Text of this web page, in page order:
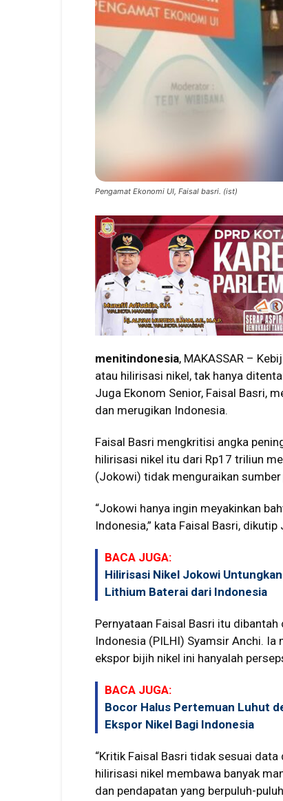
Pengamat Ekonomi UI, Faisal basri. (ist)
menitindonesia, MAKASSAR –
atau hilirisasi nikel, tak hanya
Juga Ekonom Senior, Faisal Basri,
dan merugikan Indonesia.
Faisal Basri mengkritisi angka
hilirisasi nikel itu dari Rp17 triliun
(Jokowi) tidak menguraikan sumber
“Jokowi hanya ingin meyakinkan
Indonesia,” kata Faisal Basri,
BACA JUGA:
Hilirisasi Nikel Jokowi
Lithium Baterai dari Indonesia
Pernyataan Faisal Basri itu
Indonesia (PILHI) Syamsir Anchi.
ekspor bijih nikel ini hanyalah
BACA JUGA:
Bocor Halus Pertemuan Luhut
Ekspor Nikel Bagi Indonesia
“Kritik Faisal Basri tidak sesuai
hilirisasi nikel membawa banyak
dan pendapatan yang berpuluh-